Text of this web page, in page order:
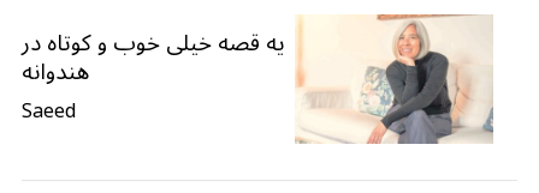
یه قصه خیلی خوب و کوتاه در
هندوانه
Saeed